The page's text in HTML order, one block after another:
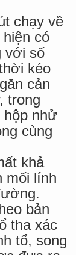
chạy về
có
với số
kéo
cản
trong
hộp nhử
cùng
khả
mối lính
bản
tha xác
tổ, song